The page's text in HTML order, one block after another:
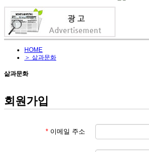
HOME
＞ 삶과문화
삶과문화
회원가입
* 이메일 주소